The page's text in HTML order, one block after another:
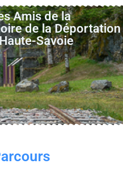
Amis de la
de la Déportation
Savoie